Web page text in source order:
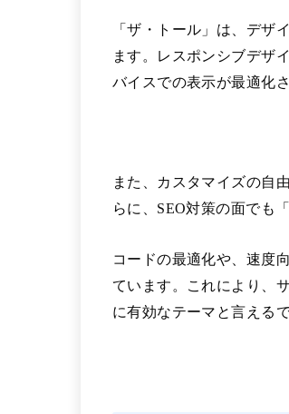
「ザ・トール」は、デザ
ます。レスポンシブデザ
バイスでの表示が最適化
また、カスタマイズの自
らに、SEO対策の面でも
コードの最適化や、速度
ています。これにより、
に有効なテーマと言えるで